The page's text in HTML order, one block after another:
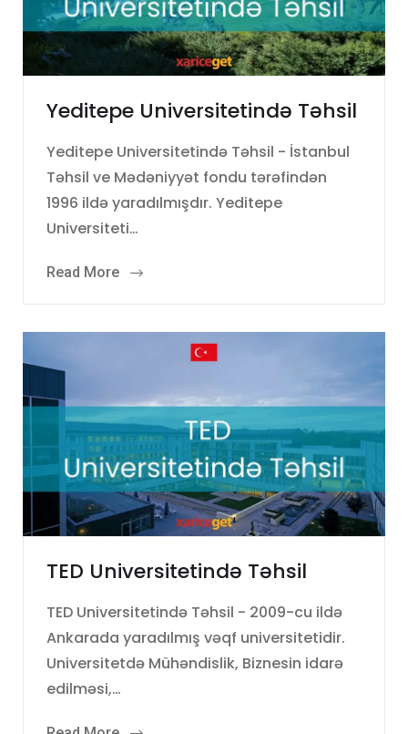
Yeditepe Universitetində Təhsil
Yeditepe Universitetində Təhsil - İstanbul
Təhsil ve Mədəniyyət fondu tərəfindən
1996 ildə yaradılmışdır. Yeditepe
Universiteti…
Read More
TED Universitetində Təhsil
TED Universitetində Təhsil - 2009-cu ildə
Ankarada yaradılmış vəqf universitetidir.
Universitetdə Mühəndislik, Biznesin idarə
edilməsi,…